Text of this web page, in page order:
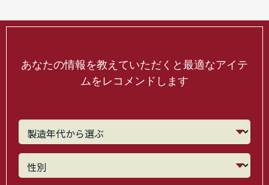
あなたの情報を教えていただくと最適なアイテ
ムをレコメンドします